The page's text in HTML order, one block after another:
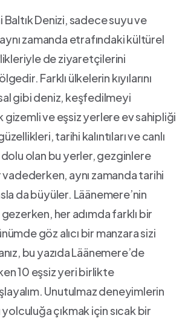
Baltık Denizi, sadece suyu ve
aynı zamanda etrafındaki kültürel
de ziyaretçilerini
Farklı ülkelerin kıyılarını
gibi deniz, keşfedilmeyi
ve eşsiz yerlere ev⁤ sahipliği
tarihi⁤ kalıntıları ve canlı
olan bu yerler, gezginlere
vadederken, aynı zamanda tarihi
da büyüler. Läänemere’nin
gezerken, her⁤ adımda farklı bir
göz alıcı ‌bir manzara sizi
bu yazıda ⁣Läänemere’de
10 ⁢eşsiz yeri⁤ birlikte
Unutulmaz deneyimlerin
çıkmak⁤ için sıcak bir